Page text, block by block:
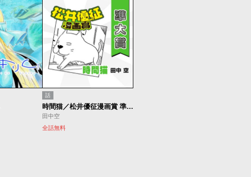
話
時間猫／松井優征漫画賞 準大賞
田中空
全話無料